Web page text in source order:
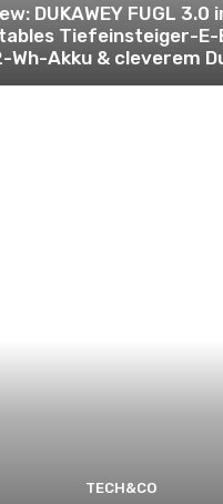
DUKAWEY FUGL 3.0
Tiefeinsteiger-E-
Wh-Akku & cleverem
TECH&CO